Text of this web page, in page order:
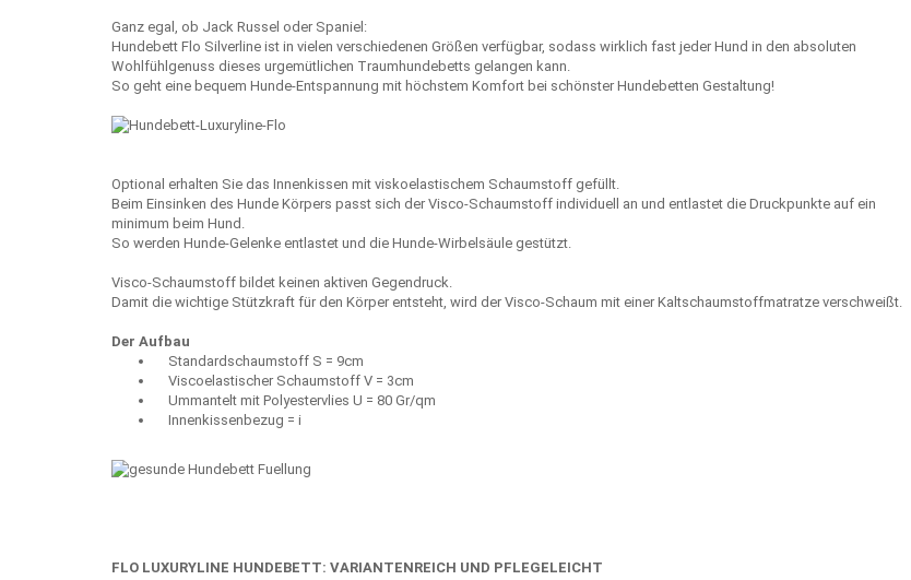
Ganz egal, ob Jack Russel oder Spaniel:
Hundebett Flo Silverline ist in vielen verschiedenen Größen verfügbar, sodass wirklich fast jeder Hund in den absoluten
Wohlfühlgenuss dieses urgemütlichen Traumhundebetts gelangen kann.
So geht eine bequem Hunde-Entspannung mit höchstem Komfort bei schönster Hundebetten Gestaltung!
Optional erhalten Sie das Innenkissen mit viskoelastischem Schaumstoff gefüllt.
Beim Einsinken des Hunde Körpers passt sich der Visco-Schaumstoff individuell an und entlastet die Druckpunkte auf ein
minimum beim Hund.
So werden Hunde-Gelenke entlastet und die Hunde-Wirbelsäule gestützt.
Visco-Schaumstoff bildet keinen aktiven Gegendruck.
Damit die wichtige Stützkraft für den Körper entsteht, wird der Visco-Schaum mit einer Kaltschaumstoffmatratze verschweißt.
Der Aufbau
Standardschaumstoff S = 9cm
Viscoelastischer Schaumstoff V = 3cm
Ummantelt mit Polyestervlies U = 80 Gr/qm
Innenkissenbezug = i
FLO LUXURYLINE HUNDEBETT: VARIANTENREICH UND PFLEGELEICHT